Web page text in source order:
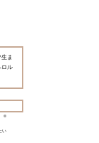
ま
ロル
い